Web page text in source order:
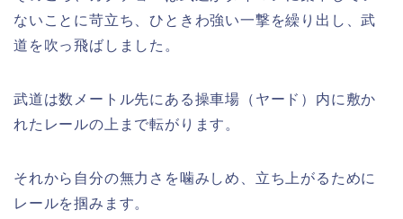
ないことに苛立ち、ひときわ強い一撃を繰り出し、武
道を吹っ飛ばしました。
武道は数メートル先にある操車場（ヤード）内に敷か
れたレールの上まで転がります。
それから自分の無力さを噛みしめ、立ち上がるために
レールを掴みます。